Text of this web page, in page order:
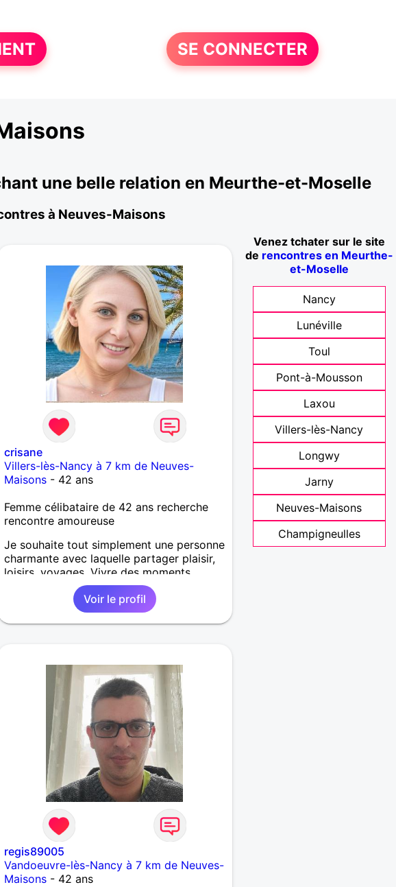
SE CONNECTER
une belle relation en Meurthe-et-Moselle
à Neuves-Maisons
crisane
Villers-lès-Nancy à 7 km de Neuves-
Maisons- 42 ans
Femme célibataire de 42 ans recherche
rencontre amoureuse
Je souhaite tout simplement une personne
charmante avec laquelle partager plaisir,
loisirs, voyages. Vivre des moments
magiques en bonne compagnie.
Voir le profil
regis89005
Vandoeuvre-lès-Nancy à 7 km de Neuves-
Maisons- 42 ans
Venez tchater sur le site
de rencontres en Meurthe-
et-Moselle
Nancy
Lunéville
Toul
Pont-à-Mousson
Laxou
Villers-lès-Nancy
Longwy
Jarny
Neuves-Maisons
Champigneulles